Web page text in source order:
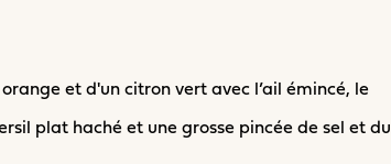
et d'un citron vert avec l’ail émincé, le
plat haché et une grosse pincée de sel et du